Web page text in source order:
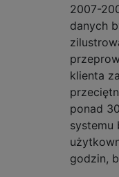
2007-
danych
klienta
ponad
systemu
godzin,